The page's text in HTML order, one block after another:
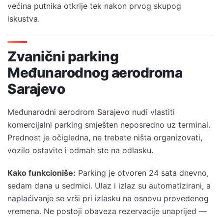
većina putnika otkrije tek nakon prvog skupog
iskustva.
Zvanični parking
Međunarodnog aerodroma
Sarajevo
Međunarodni aerodrom Sarajevo nudi vlastiti
komercijalni parking smješten neposredno uz terminal.
Prednost je očigledna, ne trebate ništa organizovati,
vozilo ostavite i odmah ste na odlasku.
Kako funkcioniše: Parking je otvoren 24 sata dnevno,
sedam dana u sedmici. Ulaz i izlaz su automatizirani, a
naplaćivanje se vrši pri izlasku na osnovu provedenog
vremena. Ne postoji obaveza rezervacije unaprijed —